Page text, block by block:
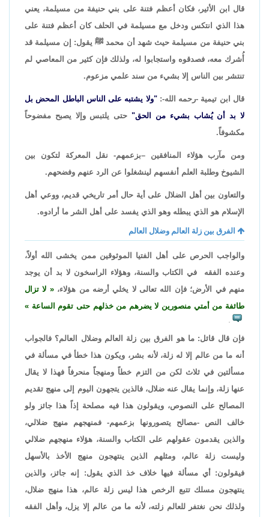
قال ابن الأثير، فكان أعظم فتنة على بني حنيفة من مسيلمة، يعني
هذا الذي انتكس ودخل مع مسيلمة في الحلف كان أعظم فتنة على
بني حنيفة من مسيلمة حيث شهد أن محمد ﷺ يقول: إن مسيلمة قد
أُشرك معه، فصدقوه واستجابوا له، ولذلك فإن كثير من المعاصي لم
تنتشر بين الناس إلا بشيء من سند علمي مزعوم.
قال ابن تيمية -رحمه الله-:"ولا يشتبه على الناس الباطل المحض بل
لا بد أن يُشاب بشيء من الحق"حتى يلتبس وإلا يصبح مفضوحاً
مكشوفاً.
ومن مآرب هؤلاء المنافقين –بزعمهم- نقل المعركة لتكون بين
الشيوخ وطلبة العلم أنفسهم لينشغلوا عن الرد عنهم وفضحهم.
والتعاون بين أهل الضلال على أية حال أمر تاريخي قديم، ووعي أهل
الإسلام هو الذي يبطله وهو الذي يفسد على أهل الشر ما أرادوه.
الفرق بين زلة العالم وضلال العالم
والواجب الحرص على أهل الفتيا الموثوقين ممن يخشى الله أولاً،
وعنده الفقه في الكتاب والسنة، وهؤلاء الراسخون لا بد أن يوجد
منهم في الأرض؛ فإن الله تعالى لا يخلي أرضه من هؤلاء،
لا تزال
طائفة من أمتي منصورين لا يضرهم من خذلهم حتى تقوم الساعة
.
فإن قال قائل: ما هو الفرق بين زلة العالم وضلال العالم؟ فالجواب
أنه ما من عالم إلا له زلة، لأنه بشر، ويكون هذا خطأ في مسألة في
مسألتين في ثلاث لكن من التزم خطاً ومنهجاً منحرفاً فهذا لا يقال
عنها زلة، وإنما يقال عنه ضلال، فالذين يتجهون اليوم إلى منهج تقديم
المصالح على النصوص، ويقولون هذا فيه مصلحة إذاً هذا جائز ولو
خالف النص -مصالح يتصورونها بزعمهم- فمنهجهم منهج ضلالي،
والذين يقدمون عقولهم على الكتاب والسنة، هؤلاء منهجهم ضلالي
وليست زلة عالم، ومثلهم الذين ينتهجون منهج الأخذ بالأسهل
فيقولون: أي مسألة فيها خلاف خذ الذي يقول: إنه جائز، والذين
ينتهجون مسلك تتبع الرخص هذا ليس زلة عالم، هذا منهج ضلال،
ولذلك نحن نغتفر للعالم زلته، لأنه ما من عالم إلا يزل، وأهل الفقه